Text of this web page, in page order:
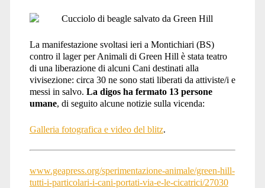
La manifestazione svoltasi ieri a Montichiari (BS)
contro il lager per Animali di Green Hill è stata teatro
di una liberazione di alcuni Cani destinati alla
vivisezione: circa 30 ne sono stati liberati da attiviste/i e
messi in salvo. La digos ha fermato 13 persone
umane, di seguito alcune notizie sulla vicenda:
Galleria fotografica e video del blitz.
www.geapress.org/sperimentazione-animale/green-hill-
tutti-i-particolari-i-cani-portati-via-e-le-cicatrici/27030